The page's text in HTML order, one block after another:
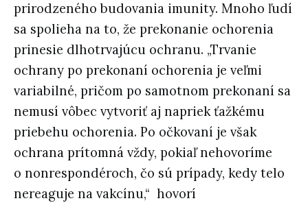
prirodzeného budovania imunity. Mnoho ľudí
sa spolieha na to, že prekonanie ochorenia
prinesie dlhotrvajúcu ochranu. „Trvanie
ochrany po prekonaní ochorenia je veľmi
variabilné, pričom po samotnom prekonaní sa
nemusí vôbec vytvoriť aj napriek ťažkému
priebehu ochorenia. Po očkovaní je však
ochrana prítomná vždy, pokiaľ nehovoríme
o nonrespondéroch, čo sú prípady, kedy telo
nereaguje na vakcínu,“ hovorí